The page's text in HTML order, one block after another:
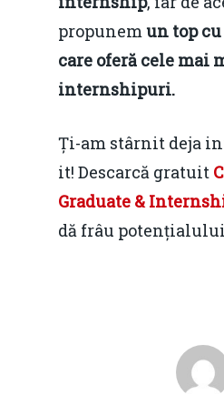
propunem un top
care oferă cele mai
internshipuri.
Ți-am stârnit deja
it! Descarcă gratuit
Graduate &
dă frâu